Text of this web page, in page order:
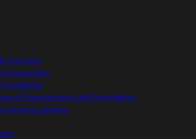
Inversión
Propiedades
el Financiamiento de Propiedades
Asuntos Legales